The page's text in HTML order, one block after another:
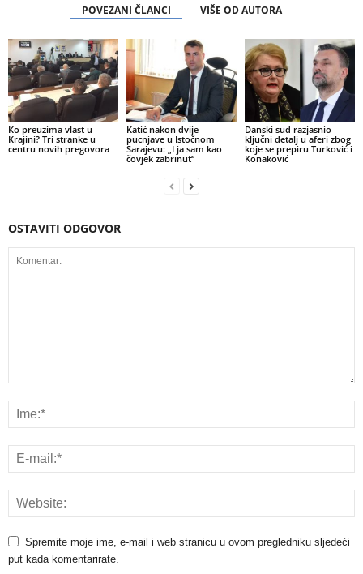
POVEZANI ČLANCI VIŠE OD AUTORA
Ko preuzima vlast u
Krajini? Tri stranke u
centru novih pregovora
Katić nakon dvije
pucnjave u Istočnom
Sarajevu: „I ja sam kao
čovjek zabrinut“
Danski sud razjasnio
ključni detalj u aferi zbog
koje se prepiru Turković i
Konaković
OSTAVITI ODGOVOR
Spremite moje ime, e-mail i web stranicu u ovom pregledniku sljedeći
put kada komentarirate.